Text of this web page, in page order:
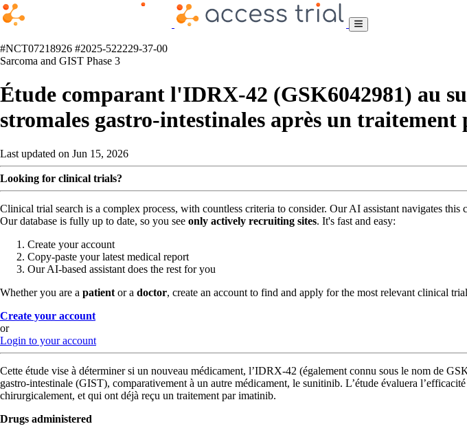
#NCT07218926 #2025-522229-37-00
Sarcoma and GIST Phase 3
Étude comparant l'IDRX-42 (GSK6042981) au
stromales gastro-intestinales après un
Last updated on Jun 15, 2026
Looking for clinical trials?
Clinical trial search is a complex process, with countless criteria to consider. Our AI assistant navigates this
Our database is fully up to date, so you see only actively recruiting sites. It's fast and easy:
Create your account
Copy-paste your latest medical report
Our AI-based assistant does the rest for you
Whether you are a patient or a doctor, create an account to find and apply for the most relevant clinical
Create your account
or
Login to your account
Cette étude vise à déterminer si un nouveau médicament, l’IDRX-42 (également connu sous le nom de
gastro-intestinale (GIST), comparativement à un autre médicament, le sunitinib. L’étude évaluera
chirurgicalement, et qui ont déjà reçu un traitement par imatinib.
Drugs administered